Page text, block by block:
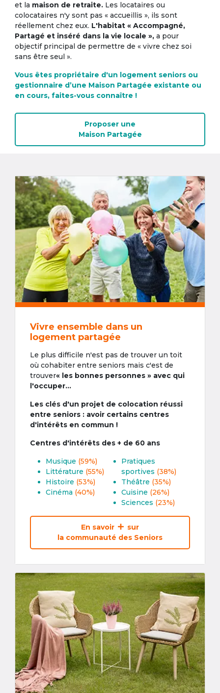
et la maison de retraite. Les locataires ou
colocataires n'y sont pas « accueillis », ils sont
réellement chez eux. L'habitat « Accompagné,
Partagé et inséré dans la vie locale », a pour
objectif principal de permettre de « vivre chez soi
sans être seul ».
Vous êtes propriétaire d'un logement seniors ou
gestionnaire d’une Maison Partagée existante ou
en cours, faites-vous connaître !
Proposer une
Maison Partagée
Vivre ensemble dans un
logement partagée
Le plus difficile n'est pas de trouver un toit
où cohabiter entre seniors mais c'est de
trouver« les bonnes personnes » avec qui
l'occuper...
Les clés d'un projet de colocation réussi
entre seniors : avoir certains centres
d'intérêts en commun !
Centres d'intérêts des + de 60 ans
Musique (59%)
Littérature (55%)
Histoire (53%)
Cinéma (40%)
Pratiques
sportives (38%)
Théâtre (35%)
Cuisine (26%)
Sciences (23%)
En savoir
sur
la communauté des Seniors